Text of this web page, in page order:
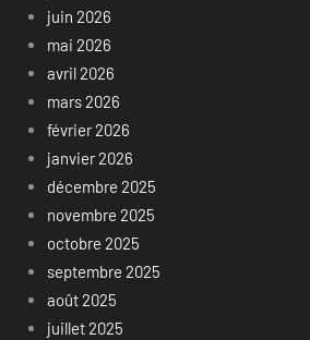
juin 2026
mai 2026
avril 2026
mars 2026
février 2026
janvier 2026
décembre 2025
novembre 2025
octobre 2025
septembre 2025
août 2025
juillet 2025